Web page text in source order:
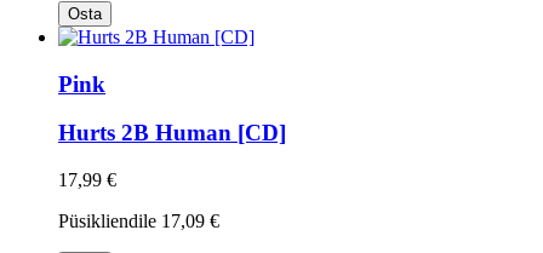
Osta
Pink
Hurts 2B Human [CD]
17,99 €
Püsikliendile 17,09 €